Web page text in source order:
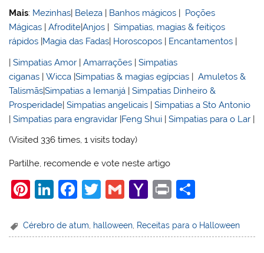
Mais: Mezinhas Beleza Banhos mágicos
Poções
Mágicas |Afrodite|Anjos |Simpatias, magias & feitiços
rápidos Magia das Fadas Horoscopos Encantamentos
|Simpatias Amor |Amarrações |Simpatias
ciganas |Wicca |Simpatias & magias egípcias |Amuletos &
Talismãs|Simpatias a Iemanjá |Simpatias Dinheiro &
Prosperidade|Simpatias angelicais |Simpatias a Sto Antonio
|Simpatias para engravidar |Feng Shui |Simpatias para o Lar |
(Visited 336 times, 1 visits today)
Partilhe, recomende e vote neste artigo
Pi
er
Li
k
F
c
T
itt
G
ai
Y
h
Pr
t
ar
Cérebro de atum halloween Receitas para o Halloween